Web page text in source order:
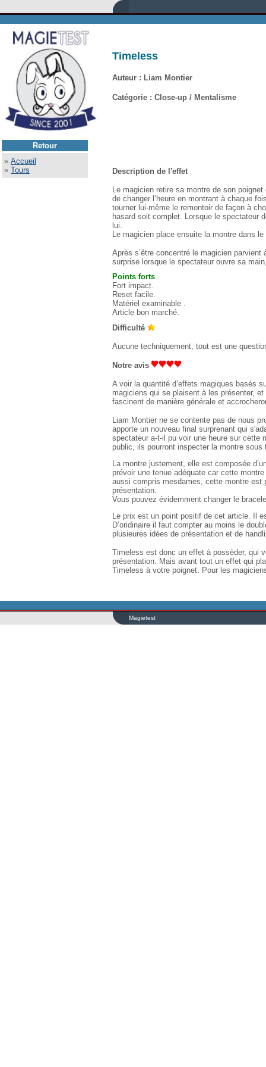
Retour
» Accueil
» Tours
Timeless
Auteur : Liam Montier
Catégorie : Close-up / Mentalisme
Description de l'effet
Le magicien retire sa montre de son
de changer l’heure en montrant à chaque
tourner lui-même le remontoir de façon à
hasard soit complet. Lorsque le spectateur
lui.
Le magicien place ensuite la montre dans
Après s’être concentré le magicien
surprise lorsque le spectateur ouvre sa
Points forts
Fort impact.
Reset facile.
Matériel examinable .
Article bon marché.
Difficulté
Aucune techniquement, tout est une
Notre avis
A voir la quantité d’effets magiques basés
magiciens qui se plaisent à les présenter,
fascinent de manière générale et
Liam Montier ne se contente pas de nous
apporte un nouveau final surprenant qui
spectateur a-t-il pu voir une heure sur cette
public, ils pourront inspecter la montre
La montre justement, elle est composée
prévoir une tenue adéquate car cette
aussi compris mesdames, cette montre est
présentation.
Vous pouvez évidemment changer le
Le prix est un point positif de cet article. Il
D’oridinaire il faut compter au moins le
plusieures idées de présentation et de
Timeless est donc un effet à possèder, qui
présentation. Mais avant tout un effet qui
Timeless à votre poignet. Pour les
Magietest